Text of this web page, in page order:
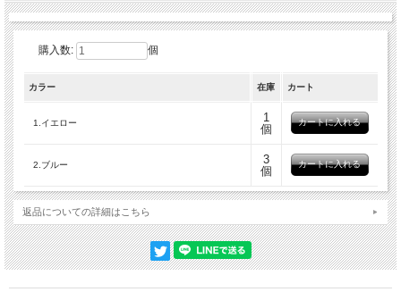
購入数: 個
カラー 在庫 カート
1.イエロー
1
個
2.ブルー
3
個
返品についての詳細はこちら